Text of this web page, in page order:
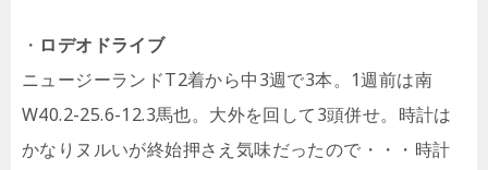
・ ロデオドライブ
ニュージーランドT2着から中3週で3本。1週前は南
W40.2-25.6-12.3馬也。大外を回して3頭併せ。時計は
かなりヌルいが終始押さえ気味だったので・・・時計